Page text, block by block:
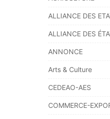
ALLIANCE DES
ALLIANCE DES
ANNONCE
Arts & Culture
CEDEAO-AES
COMMERCE-